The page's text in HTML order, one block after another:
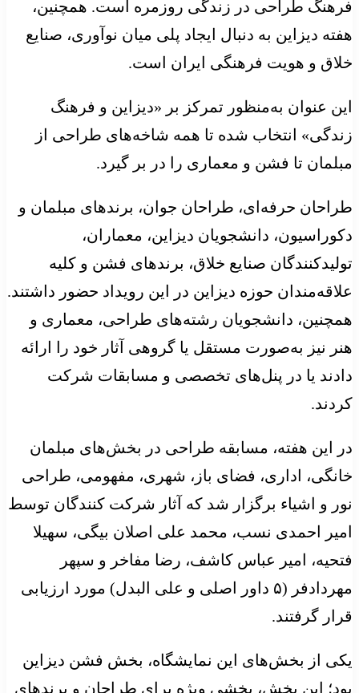
فرهنگ طراحی در زندگی روزمره است. همچنین،
هفته دیزاین به دنبال ایجاد پلی میان نوآوری، صنایع
خلاق و هویت فرهنگی ایران است.
این عنوان به‌منظور تمرکز بر «دیزاین و فرهنگ
زندگی» انتخاب شده تا همه شاخه‌های طراحی از
مبلمان تا فشن و معماری را در بر گیرد.
طراحان حرفه‌ای، طراحان جوان، برندهای مبلمان و
دکوراسیون، دانشجویان دیزاین، معماران،
تولیدکنندگان صنایع خلاق، برندهای فشن و کلیه
علاقه‌مندان حوزه دیزاین در این رویداد حضور داشتند.
همچنین، دانشجویان رشته‌های طراحی، معماری و
هنر نیز به‌صورت مستقل یا گروهی آثار خود را ارائه
دادند یا در پنل‌های تخصصی و مسابقات شرکت
کردند.
در این هفته، مسابقه طراحی در بخش‌های مبلمان
خانگی، اداری، فضای باز، شهری، مفهومی، طراحی
نور و اشیاء برگزار شد که آثار شرکت کنندگان توسط
امیر احمدی نسب، محمد علی اصلان بیگی، سهیلا
فتحیه، امیر عباس کاشف، رضا مفاخر و سپهر
مهردادفر (۵ داور اصلی و علی البدل) مورد ارزیابی
قرار گرفتند.
یکی از بخش‌های این نمایشگاه، بخش فشن دیزاین
بود؛ این بخش، بخشی ویژه برای طراحان و برندهای